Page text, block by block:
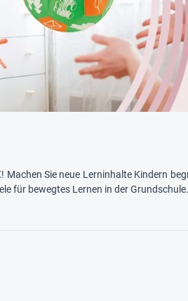
Machen Sie neue Lerninhalte Kindern
für bewegtes Lernen in der